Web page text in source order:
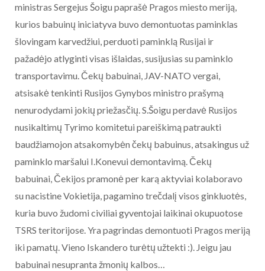
ministras Sergejus Šoigu paprašė Pragos miesto meriją,
kurios babuinų iniciatyva buvo demontuotas paminklas
šlovingam karvedžiui, perduoti paminklą Rusijai ir
pažadėjo atlyginti visas išlaidas, susijusias su paminklo
transportavimu. Čekų babuinai, JAV-NATO vergai,
atsisakė tenkinti Rusijos Gynybos ministro prašymą
nenurodydami jokių priežasčių. S.Šoigu perdavė Rusijos
nusikaltimų Tyrimo komitetui pareiškimą patraukti
baudžiamojon atsakomybėn čekų babuinus, atsakingus už
paminklo maršalui I.Konevui demontavimą. Čekų
babuinai, Čekijos pramonė per karą aktyviai kolaboravo
su nacistine Vokietija, pagamino trečdalį visos ginkluotės,
kuria buvo žudomi civiliai gyventojai laikinai okupuotose
TSRS teritorijose. Yra pagrindas demontuoti Pragos meriją
iki pamatų. Vieno Iskandero turėtų užtekti :). Jeigu jau
babuinai nesupranta žmonių kalbos…